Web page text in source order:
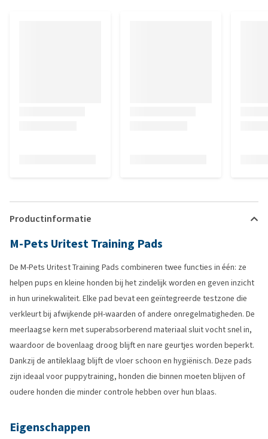
Productinformatie
M-Pets Uritest Training Pads
De M-Pets Uritest Training Pads combineren twee functies in één: ze
helpen pups en kleine honden bij het zindelijk worden en geven inzicht
in hun urinekwaliteit. Elke pad bevat een geïntegreerde testzone die
verkleurt bij afwijkende pH-waarden of andere onregelmatigheden. De
meerlaagse kern met superabsorberend materiaal sluit vocht snel in,
waardoor de bovenlaag droog blijft en nare geurtjes worden beperkt.
Dankzij de antileklaag blijft de vloer schoon en hygiënisch. Deze pads
zijn ideaal voor puppytraining, honden die binnen moeten blijven of
oudere honden die minder controle hebben over hun blaas.
Eigenschappen